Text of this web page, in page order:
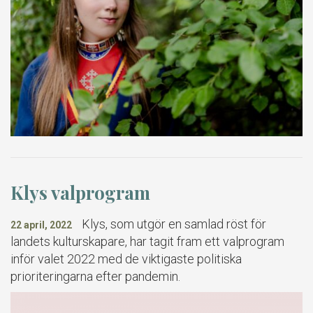
Klys valprogram
22 april, 2022
Klys, som utgör en samlad röst för
landets kulturskapare, har tagit fram ett valprogram
inför valet 2022 med de viktigaste politiska
prioriteringarna efter pandemin.